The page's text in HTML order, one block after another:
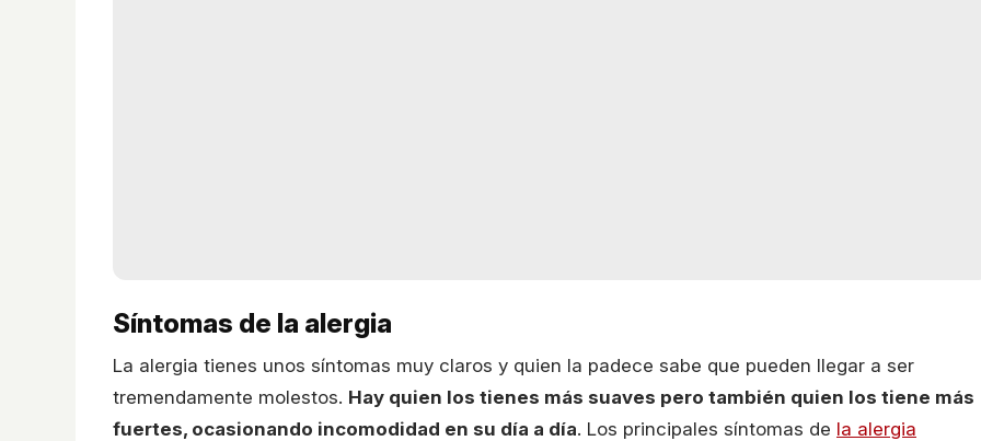
Síntomas de la alergia
La alergia tienes unos síntomas muy claros y quien la padece sabe que pueden llegar a ser
tremendamente molestos. Hay quien los tienes más suaves pero también quien los tiene más
fuertes, ocasionando incomodidad en su día a día. Los principales síntomas de la alergia